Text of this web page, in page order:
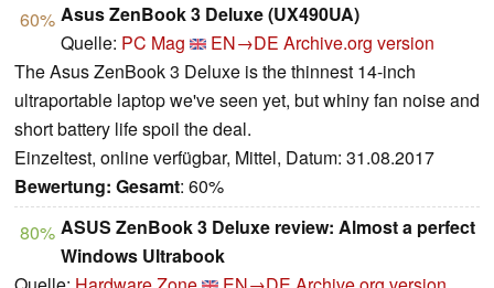
60% Asus ZenBook 3 Deluxe (UX490UA)
Quelle: PC Mag EN→DE Archive.org version
The Asus ZenBook 3 Deluxe is the thinnest 14-inch
ultraportable laptop we've seen yet, but whiny fan noise and
short battery life spoil the deal.
Einzeltest, online verfügbar, Mittel, Datum: 31.08.2017
Bewertung: Gesamt: 60%
80% ASUS ZenBook 3 Deluxe review: Almost a perfect
Windows Ultrabook